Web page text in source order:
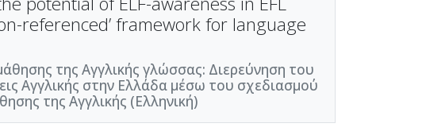
referenced’ framework for language
της Αγγλικής γλώσσας: Διερεύνηση του
Αγγλικής στην Ελλάδα μέσω του σχεδιασμού
της Αγγλικής (Ελληνική)